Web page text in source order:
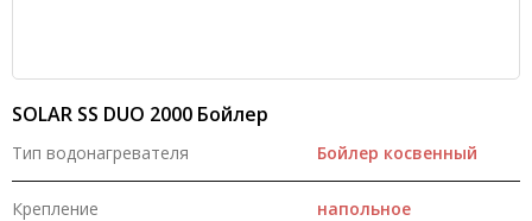
SOLAR SS DUO 2000 Бойлер
Тип водонагревателя Бойлер косвенный
Крепление напольное